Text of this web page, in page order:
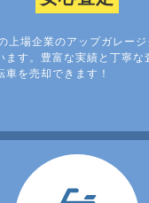
上場企業のアップガレー
ます。豊富な実績と丁寧な
車を売却できます！